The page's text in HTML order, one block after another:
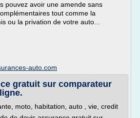
pouvez avoir une amende sans
tout comme la
ou la privation de votre auto...
auto.com
gratuit sur comparateur
moto, habitation, auto , vie, credit